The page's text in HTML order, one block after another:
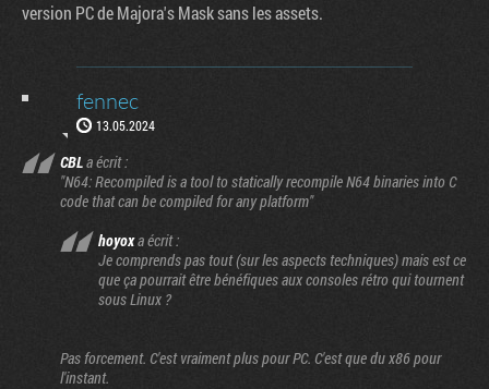
version PC de Majora's Mask sans les assets.
fennec
13.05.2024
CBLa écrit :
"N64: Recompiled is a tool to statically recompile N64 binaries into C
code that can be compiled for any platform"
hoyoxa écrit :
Je comprends pas tout (sur les aspects techniques) mais est ce
que ça pourrait être bénéfiques aux consoles rétro qui tournent
sous Linux ?
Pas forcement. C'est vraiment plus pour PC. C'est que du x86 pour
l'instant.